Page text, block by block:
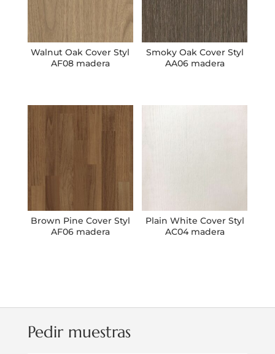
Walnut Oak Cover Styl
AF08 madera
Smoky Oak Cover Styl
AA06 madera
Brown Pine Cover Styl
AF06 madera
Plain White Cover Styl
AC04 madera
Pedir muestras